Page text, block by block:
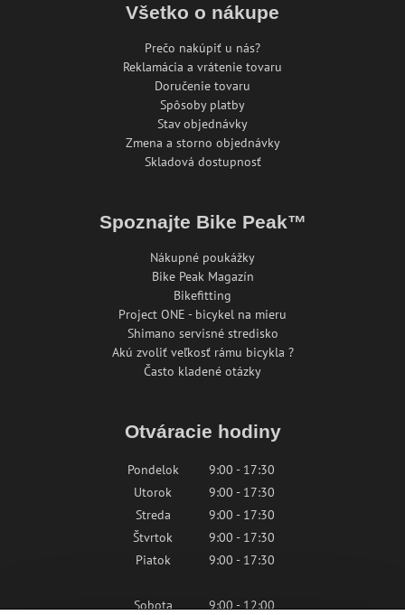
Všetko o nákupe
Prečo nakúpiť u nás?
Reklamácia a vrátenie tovaru
Doručenie tovaru
Spôsoby platby
Stav objednávky
Zmena a storno objednávky
Skladová dostupnosť
Spoznajte Bike Peak™
Nákupné poukážky
Bike Peak Magazín
Bikefitting
Project ONE - bicykel na mieru
Shimano servisné stredisko
Akú zvoliť veľkosť rámu bicykla ?
Často kladené otázky
Otváracie hodiny
Pondelok
9:00 - 17:30
Utorok
9:00 - 17:30
Streda
9:00 - 17:30
Štvrtok
9:00 - 17:30
Piatok
9:00 - 17:30
Sobota 9:00 - 12:00